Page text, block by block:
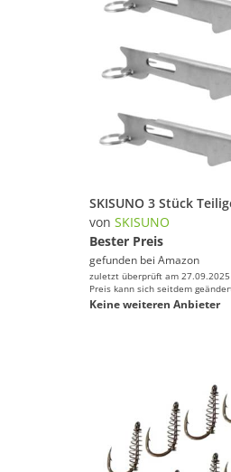
von SKISUNO
Bester Preis
gefunden bei Amazon
zuletzt überprüft am
Preis kann sich seitdem
Keine weiteren Anbieter